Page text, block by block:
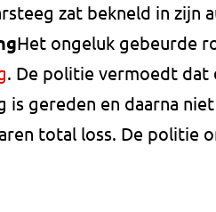
zat bekneld in zijn
Het ongeluk gebeurde
. De politie vermoedt dat
is gereden en daarna
total loss. De politie